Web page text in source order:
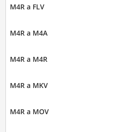
M4R a FLV
M4R a M4A
M4R a M4R
M4R a MKV
M4R a MOV